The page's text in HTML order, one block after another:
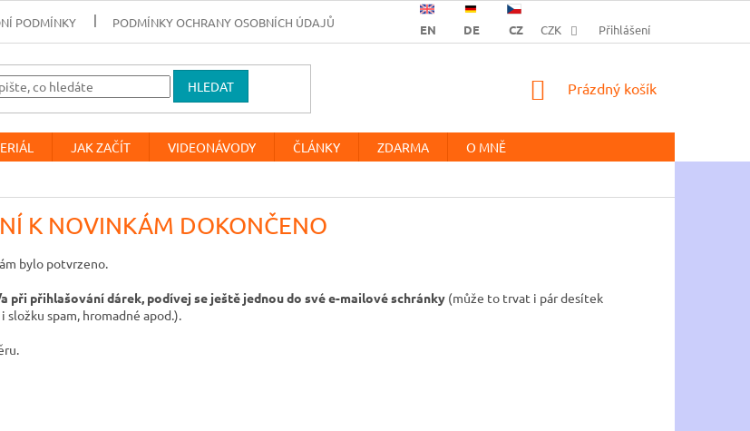
PODMÍNKY PODMÍNKY OCHRANY OSOBNÍCH ÚDAJŮ EN DE CZ CZK Přihlášení
HLEDAT
NÁKUPNÍ
Prázdný košík
JAK ZAČÍT VIDEONÁVODY ČLÁNKY ZDARMA
O MNĚ
K NOVINKÁM DOKONČENO
bylo potvrzeno.
při přihlašování dárek, podívej se ještě jednou do své e-mailové schránky (může to trvat i pár desítek
spam, hromadné apod.).